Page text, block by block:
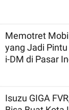
Memotret
yang Jadi
i-DM di Pasar
Isuzu GIGA